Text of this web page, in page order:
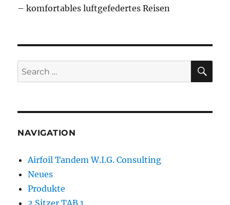
– komfortables luftgefedertes Reisen
Search
for:
NAVIGATION
Airfoil Tandem W.I.G. Consulting
Neues
Produkte